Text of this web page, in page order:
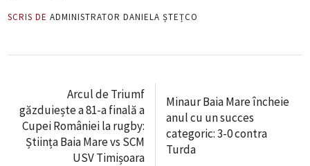
SCRIS DE ADMINISTRATOR DANIELA ȘTEȚCO
Arcul de Triumf
găzduiește a 81-a finală a
Cupei României la rugby:
Știința Baia Mare vs SCM
USV Timișoara
Minaur Baia Mare încheie
anul cu un succes
categoric: 3-0 contra
Turda